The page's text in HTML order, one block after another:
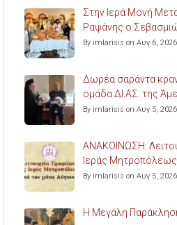
Στην Ιερά Μονή
Ραψάνης ο
By imlarisis on Αυγ 6, 2026
Δωρέα σαράντα
ομάδα ΔΙ.ΑΣ. της
By imlarisis on Αυγ 5, 2026
ΑΝΑΚΟΙΝΩΣΗ:
Ιεράς
By imlarisis on Αυγ 5, 2026
Η Μεγάλη